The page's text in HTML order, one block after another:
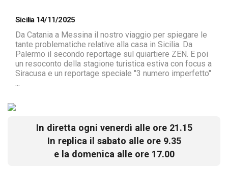
Sicilia 14/11/2025
Da Catania a Messina il nostro viaggio per spiegare le
tante problematiche relative alla casa in Sicilia. Da
Palermo il secondo reportage sul quiartiere ZEN. E poi
un resoconto della stagione turistica estiva con focus a
Siracusa e un reportage speciale "3 numero imperfetto"
In diretta ogni venerdì alle ore 21.15
In replica il sabato alle ore 9.35
e la domenica alle ore 17.00